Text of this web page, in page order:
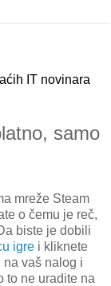
IT novinara
samo
mreže Steam
o čemu je reč,
biste je dobili
igre i kliknete
na vaš nalog i
to ne uradite na